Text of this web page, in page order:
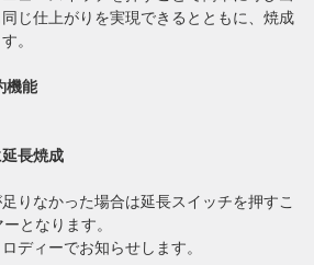
じ仕上がりを実現できるとともに、焼成
。
機能
長焼成
りなかった場合は延長スイッチを押すこ
となります。
ディーでお知らせします。